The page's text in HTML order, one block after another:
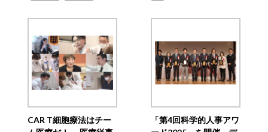
CAR T細胞療法はチー
「第4回科学的人事アワ